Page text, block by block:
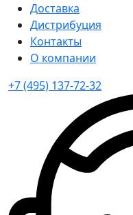
Доставка
Дистрибуция
Контакты
О компании
+7 (495) 137-72-32